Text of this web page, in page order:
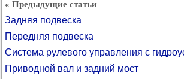
« Предыдущие статьи
Задняя подвеска
Передняя подвеска
Система рулевого управления с
Приводной вал и задний мост